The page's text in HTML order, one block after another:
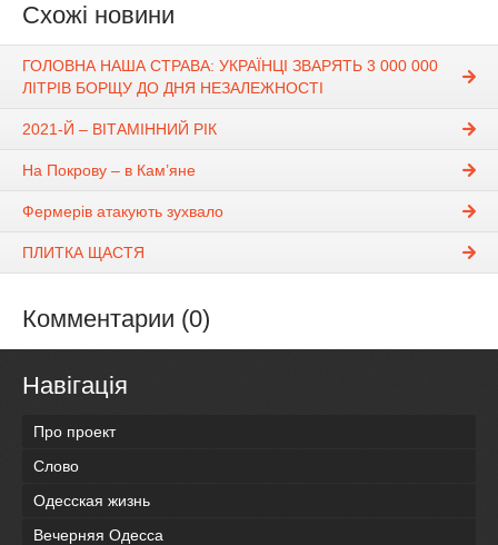
Схожі новини
ГОЛОВНА НАША СТРАВА: УКРАЇНЦІ ЗВАРЯТЬ 3 000 000
ЛІТРІВ БОРЩУ ДО ДНЯ НЕЗАЛЕЖНОСТІ
2021-Й – ВІТАМІННИЙ РІК
На Покрову – в Кам’яне
Фермерів атакують зухвало
ПЛИТКА ЩАСТЯ
Комментарии (0)
Навігація
Про проект
Слово
Одесская жизнь
Вечерняя Одесса